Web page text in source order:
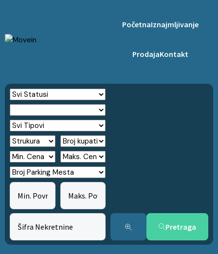
PočetnaIznajmljivanje
ProdajaKontakt
Pretraga